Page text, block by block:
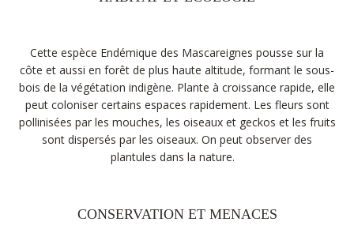
Cette espèce Endémique des Mascareignes pousse sur la
côte et aussi en forêt de plus haute altitude, formant le sous-
bois de la végétation indigène. Plante à croissance rapide, elle
peut coloniser certains espaces rapidement. Les fleurs sont
pollinisées par les mouches, les oiseaux et geckos et les fruits
sont dispersés par les oiseaux. On peut observer des
plantules dans la nature.
CONSERVATION ET MENACES